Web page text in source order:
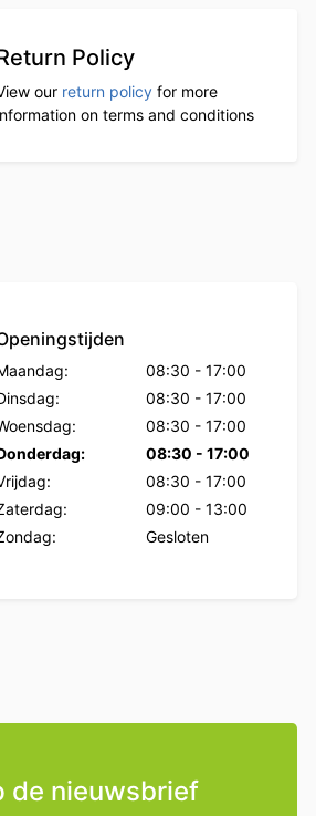
Policy
our return policy for more
on terms and conditions
08:30 - 17:00
08:30 - 17:00
08:30 - 17:00
08:30 - 17:00
08:30 - 17:00
09:00 - 13:00
Gesloten
de nieuwsbrief